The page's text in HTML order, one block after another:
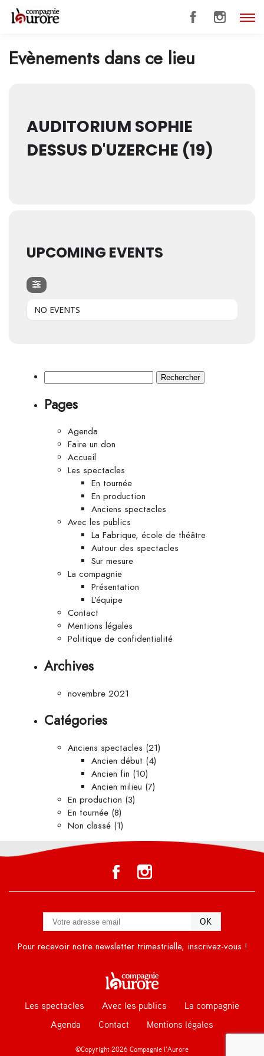
Evènements dans ce lieu
AUDITORIUM SOPHIE
DESSUS D'UZERCHE (19)
UPCOMING EVENTS
NO EVENTS
Pages
Agenda
Faire un don
Accueil
Les spectacles
En tournée
En production
Anciens spectacles
Avec les publics
La Fabrique, école de théâtre
Autour des spectacles
Sur mesure
La compagnie
Présentation
L’équipe
Contact
Mentions légales
Politique de confidentialité
Archives
novembre 2021
Catégories
Anciens spectacles (21)
Ancien début (4)
Ancien fin (10)
Ancien milieu (7)
En production (3)
En tournée (8)
Non classé (1)
Pour recevoir notre newsletter trimestrielle, inscrivez-vous !
Les spectacles Avec les publics
La compagnie
Agenda
Contact Mentions légales
©Copyright 2026 Compagnie l’Aurore